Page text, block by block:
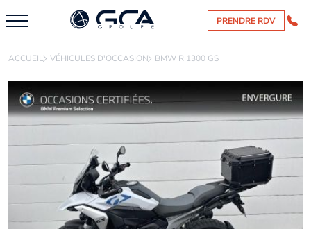
PRENDRE RDV
ACCUEIL VÉHICULES D'OCCASION BMW R 1300 GS